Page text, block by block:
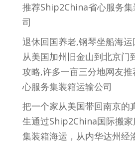
推荐Ship2China省心服务
司
退休回国养老,钢琴坐船海
从美国加州旧金山到北京门
攻略,许多一亩三分地网友
心服务集装箱运输公司
把一个家从美国带回南京的
生通过Ship2China国际搬
集装箱海运，从内华达州经